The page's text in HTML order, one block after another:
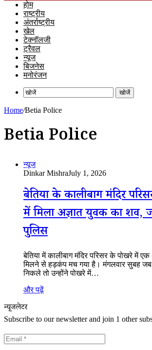
होम
राष्ट्रीय
अंतर्राष्ट्रीय
खेल
टेक्नॉलजी
ट्रैवल
न्यूज
बिजनेस
मनोरंजन
खोजें
Home/Betia Police
Betia Police
न्यूज
Dinkar MishraJuly 1, 2026
बेतिया के कालीबाग मंदिर
में मिला अज्ञात युवक का शव,
पुलिस
बेतिया में कालीबाग मंदिर परिसर के पोखरे में
मिलने से हड़कंप मच गया है। मंगलवार सुबह
निकले तो उन्होंने पोखरे में…
और पढ़ें
न्यूजलेटर
Subscribe to our newsletter and join 1 other